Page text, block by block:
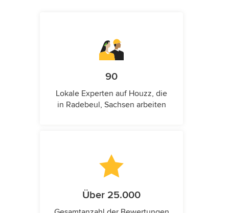
90
Lokale Experten auf Houzz, die
in Radebeul, Sachsen arbeiten
Über 25.000